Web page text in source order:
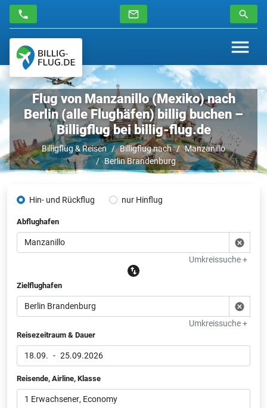
Flug von Manzanillo (Mexiko) nach
Berlin (alle Flughäfen) billig buchen –
Billigflug bei billig-flug.de
Billigflug & Reisen Billigflug nach
Manzanillo
Berlin Brandenburg
Hin- und Rückflug nur Hinflug
Abflughafen
Umkreissuche +
Zielflughafen
Umkreissuche +
Reisezeitraum & Dauer
18.09. - 25.09.2026
Reisende, Airline, Klasse
1 Erwachsener, Economy